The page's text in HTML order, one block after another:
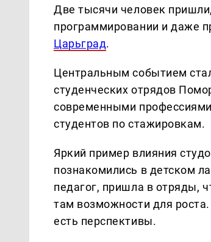
Две тысячи человек
программировании и даже
Царьград.
Центральным событием
студенческих отрядов
современными
студентов по стажировкам.
Яркий пример влияния
познакомились в детском
педагог, пришла в отряды,
там возможности для
есть перспективы.